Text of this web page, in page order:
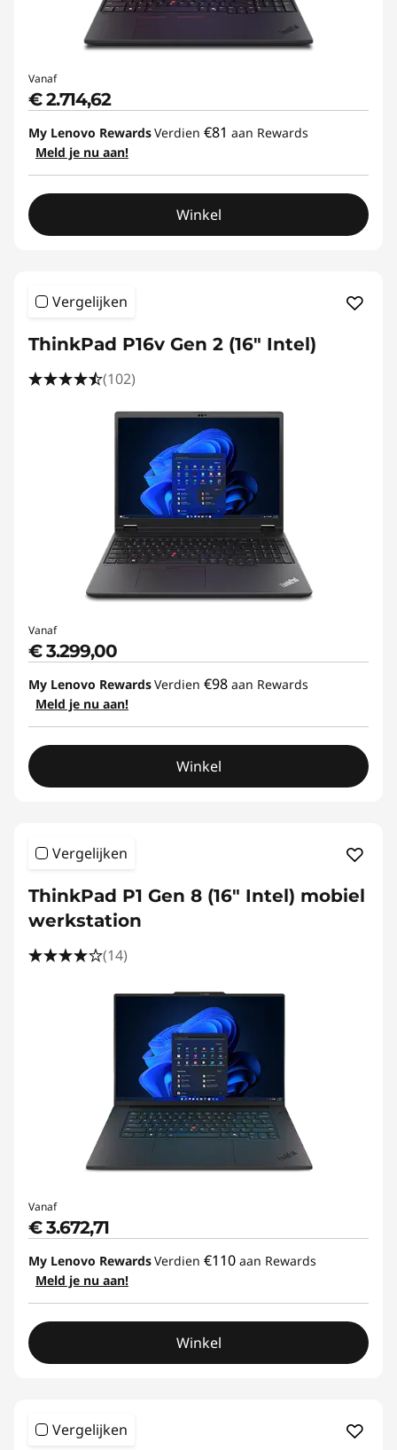
Vanaf
€ 2.714,62
My Lenovo RewardsVerdien €81 aan Rewards
Meld je nu aan!
Winkel
Vergelijken
ThinkPad P16v Gen 2 (16" Intel)
(102)
Vanaf
€ 3.299,00
My Lenovo RewardsVerdien €98 aan Rewards
Meld je nu aan!
Winkel
Vergelijken
ThinkPad P1 Gen 8 (16" Intel) mobiel
werkstation
(14)
Vanaf
€ 3.672,71
My Lenovo RewardsVerdien €110 aan Rewards
Meld je nu aan!
Winkel
Vergelijken